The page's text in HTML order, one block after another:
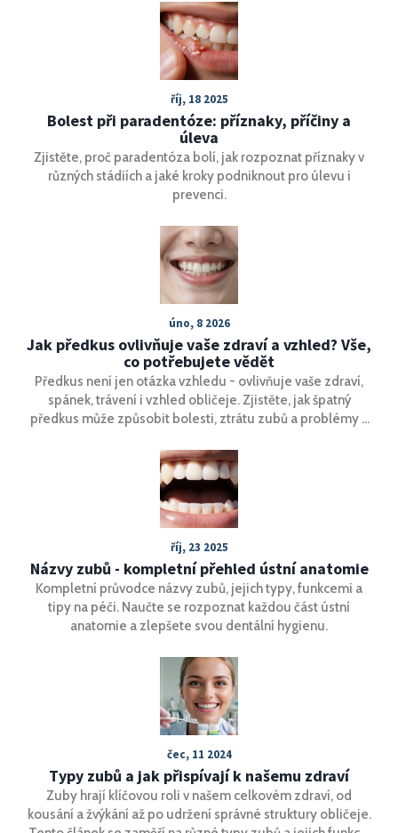
říj, 18 2025
Bolest při paradentóze: příznaky, příčiny a
úleva
Zjistěte, proč paradentóza bolí, jak rozpoznat příznaky v
různých stádiích a jaké kroky podniknout pro úlevu i
prevenci.
úno, 8 2026
Jak předkus ovlivňuje vaše zdraví a vzhled? Vše,
co potřebujete vědět
Předkus není jen otázka vzhledu - ovlivňuje vaše zdraví,
spánek, trávení i vzhled obličeje. Zjistěte, jak špatný
předkus může způsobit bolesti, ztrátu zubů a problémy s
říj, 23 2025
Názvy zubů - kompletní přehled ústní anatomie
Kompletní průvodce názvy zubů, jejich typy, funkcemi a
tipy na péči. Naučte se rozpoznat každou část ústní
anatomie a zlepšete svou dentální hygienu.
čec, 11 2024
Typy zubů a jak přispívají k našemu zdraví
Zuby hrají klíčovou roli v našem celkovém zdraví, od
kousání a žvýkání až po udržení správné struktury obličeje.